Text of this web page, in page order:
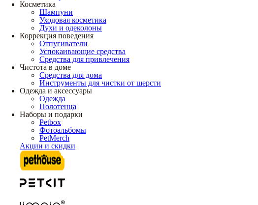
Косметика
Шампуни
Уходовая косметика
Духи и одеколоны
Коррекция поведения
Отпугиватели
Успокаивающие средства
Средства для привлечения
Чистота в доме
Средства для дома
Инструменты для чистки от шерсти
Одежда и аксессуары
Одежда
Полотенца
Наборы и подарки
Petbox
Фотоальбомы
PetMerch
Акции и скидки